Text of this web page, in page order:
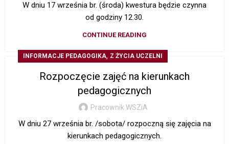
W dniu 17 września br. (środa) kwestura będzie czynna
od godziny 12.30.
CONTINUE READING
INFORMACJE PEDAGOGIKA, Z ŻYCIA UCZELNI
Rozpoczęcie zajęć na kierunkach
pedagogicznych
Pracownik WSZiA
W dniu 27 września br. /sobota/ rozpoczną się zajęcia na
kierunkach pedagogicznych.